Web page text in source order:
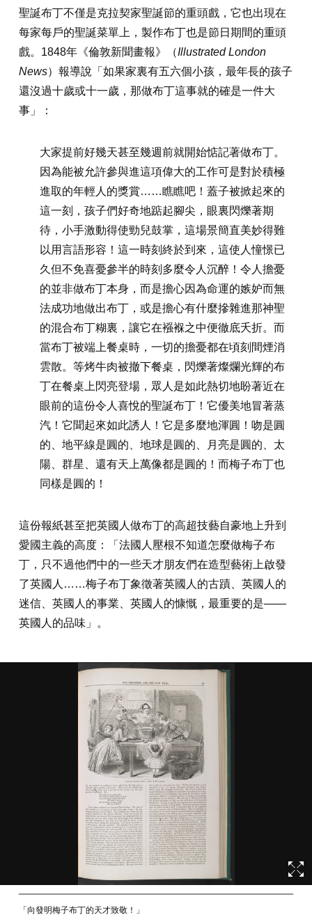
聖誕布丁不僅是克拉契家聖誕節的重頭戲，它也出現在
每家每戶的聖誕菜單上，製作布丁也是節日期間的重頭
戲。1848年《倫敦新聞畫報》（Illustrated London
News）報導說「如果家裏有五六個小孩，最年長的孩子
還沒過十歲或十一歲，那做布丁這事就的確是一件大
事」：
大家提前好幾天甚至幾週前就開始惦記著做布丁。
因為能被允許參與進這項偉大的工作可是對於積極
進取的年輕人的獎賞……瞧瞧吧！蓋子被掀起來的
這一刻，孩子們好奇地踮起腳尖，眼裏閃爍著期
待，小手激動得使勁兒鼓掌，這場景簡直美妙得難
以用言語形容！這一時刻終於到來，這使人憧憬已
久但不免喜憂參半的時刻多麼令人沉醉！令人擔憂
的並非做布丁本身，而是擔心因為命運的嫉妒而無
法成功地做出布丁，或是擔心有什麼摻雜進那神聖
的混合布丁糊裏，讓它在襁褓之中便徹底夭折。而
當布丁被端上餐桌時，一切的擔憂都在頃刻間煙消
雲散。等烤牛肉被撤下餐桌，閃爍著燦爛光輝的布
丁在餐桌上閃亮登場，眾人是如此熱切地盼著近在
眼前的這份令人喜悅的聖誕布丁！它優美地冒著蒸
汽！它聞起來如此誘人！它是多麼地渾圓！吻是圓
的、地平線是圓的、地球是圓的、月亮是圓的、太
陽、群星、還有天上萬像都是圓的！而梅子布丁也
同樣是圓的！
這份報紙甚至把英國人做布丁的高超技藝自豪地上升到
愛國主義的高度：「法國人壓根不知道怎麼做梅子布
丁，只不過他們中的一些天才朋友們在造型藝術上啟發
了英國人……梅子布丁象徵著英國人的古蹟、英國人的
迷信、英國人的事業、英國人的慷慨，最重要的是——
英國人的品味」。
「向發明梅子布丁的天才致敬！」